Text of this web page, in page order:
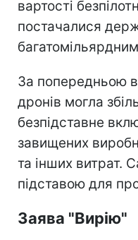
вартості
постачалися
За попередньою
дронів могла
безпідставне
завищених
та інших витрат.
підставою для
Заява "Вирію"